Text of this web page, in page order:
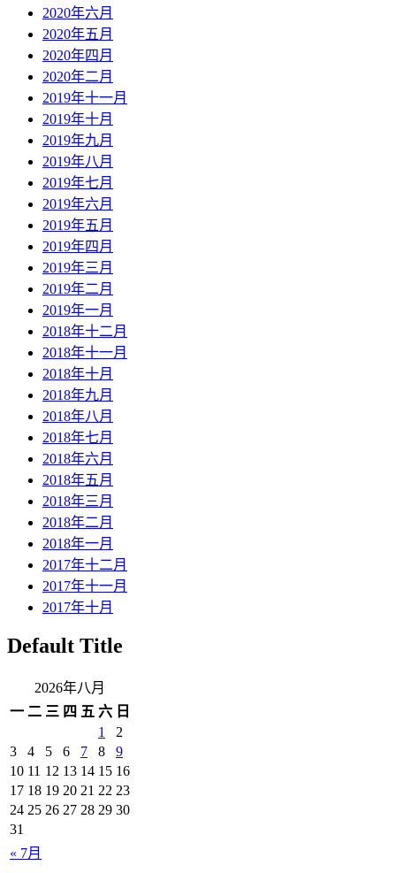
2020年六月
2020年五月
2020年四月
2020年二月
2019年十一月
2019年十月
2019年九月
2019年八月
2019年七月
2019年六月
2019年五月
2019年四月
2019年三月
2019年二月
2019年一月
2018年十二月
2018年十一月
2018年十月
2018年九月
2018年八月
2018年七月
2018年六月
2018年五月
2018年三月
2018年二月
2018年一月
2017年十二月
2017年十一月
2017年十月
Default Title
2026年八月
一 二 三 四 五 六 日
« 7月
1
2
3
4 5 6 7 8
9
10 11 12 13 14 15 16
17 18 19 20 21 22 23
24 25 26 27 28 29 30
31